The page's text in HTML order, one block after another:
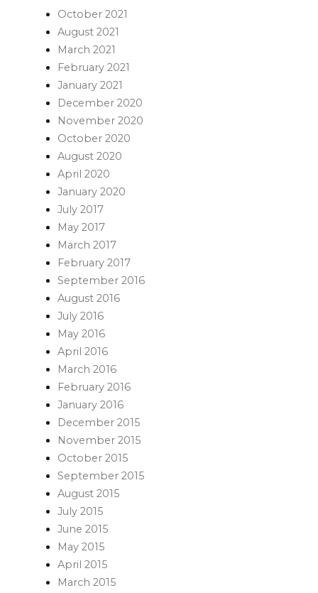
October 2021
August 2021
March 2021
February 2021
January 2021
December 2020
November 2020
October 2020
August 2020
April 2020
January 2020
July 2017
May 2017
March 2017
February 2017
September 2016
August 2016
July 2016
May 2016
April 2016
March 2016
February 2016
January 2016
December 2015
November 2015
October 2015
September 2015
August 2015
July 2015
June 2015
May 2015
April 2015
March 2015